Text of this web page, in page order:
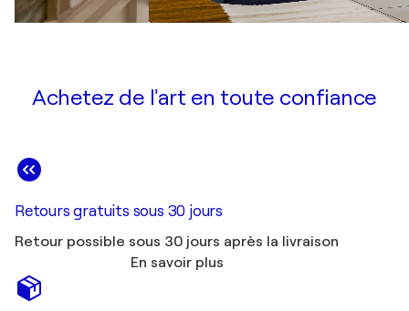
Achetez de l'art en toute confiance
Retours gratuits sous 30 jours
Retour possible sous 30 jours après la livraison
En savoir plus